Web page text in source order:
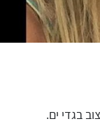
בגדי ים.